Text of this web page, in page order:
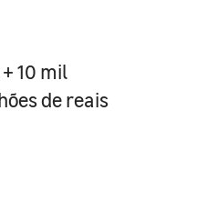
+ 10 mil
de reais